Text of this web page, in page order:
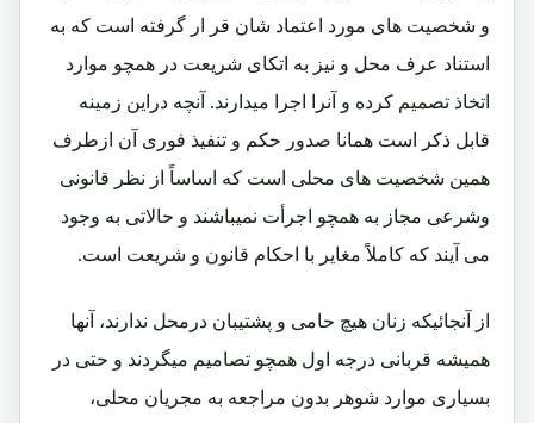
و شخصیت های مورد اعتماد شان قر ار گرفته است که به
استناد عرف محل و نیز به اتکای شریعت در همچو موارد
اتخاذ تصمیم کرده و آنرا اجرا میدارند. آنچه دراین زمینه
قابل ذکر است همانا صدور حکم و تنفیذ فوری آن ازطرف
همین شخصیت های محلی است که اساساً از نظر قانونی
وشرعی مجاز به همچو اجرأت نمیباشند و حالاتی به وجود
می آیند که کاملاً مغایر با احکام قانون و شریعت است.
از آنجائیکه زنان هیچ حامی و پشتیبان درمحل ندارند، آنها
همیشه قربانی درجه اول همچو تصامیم میگردند و حتی در
بسیاری موارد شوهر بدون مراجعه به مجریان محلی،